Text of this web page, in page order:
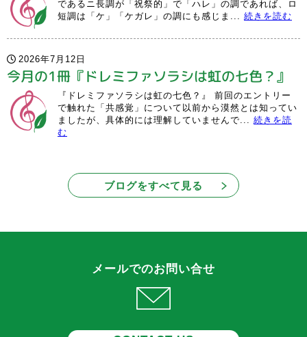
であるニ長調が「祝祭的」で「ハレ」の調であれば、ロ
短調は「ケ」「ケガレ」の調にも感じま... 続きを読む
2026年7月12日
今月の1冊『ドレミファソラシは虹の七色？』
『ドレミファソラシは虹の七色？』 前回のエントリー
で触れた「共感覚」について以前から漠然とは知ってい
ましたが、具体的には理解していませんで... 続きを読
む
ブログをすべて見る
メールでのお問い合せ